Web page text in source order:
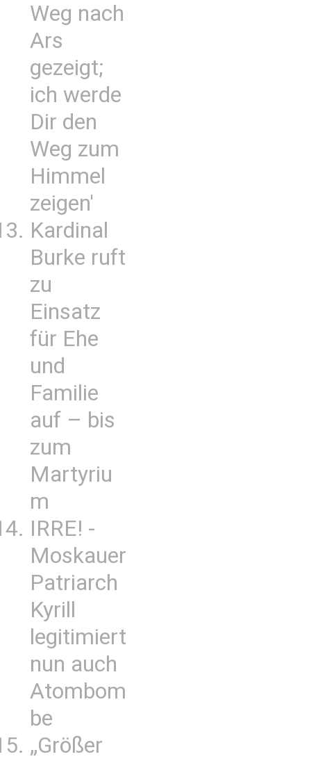
Weg nach
Ars
gezeigt;
ich werde
Dir den
Weg zum
Himmel
zeigen'
Kardinal
Burke ruft
zu
Einsatz
für Ehe
und
Familie
auf – bis
zum
Martyriu
m
IRRE! -
Moskauer
Patriarch
Kyrill
legitimiert
nun auch
Atombom
be
„Größer